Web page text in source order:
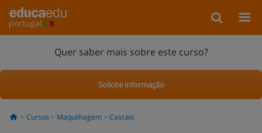
portugal
Quer saber mais sobre este curso?
Solicite informação
Cursos Maquilhagem Cascais